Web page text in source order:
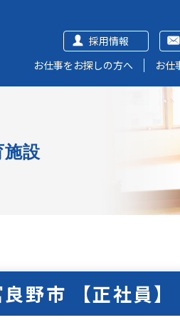
採用情報
お仕事をお探しの方へ
お仕
施設
野市 【正社員】